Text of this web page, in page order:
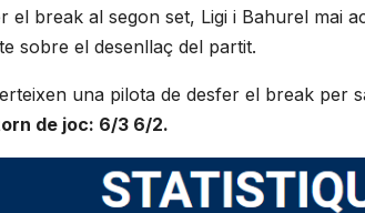
break al segon set, Ligi i Bahurel mai
sobre el desenllaç del partit.
una pilota de desfer el break per
de joc: 6/3 6/2.